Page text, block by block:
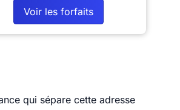
Voir les forfaits
qui sépare cette adresse